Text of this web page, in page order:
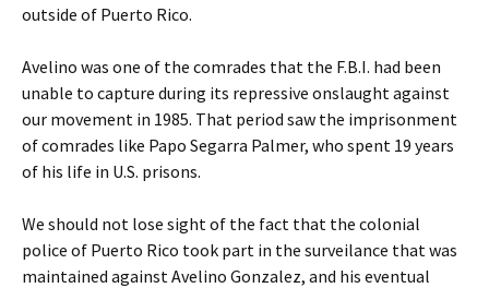
outside of Puerto Rico.
Avelino was one of the comrades that the F.B.I. had been
unable to capture during its repressive onslaught against
our movement in 1985. That period saw the imprisonment
of comrades like Papo Segarra Palmer, who spent 19 years
of his life in U.S. prisons.
We should not lose sight of the fact that the colonial
police of Puerto Rico took part in the surveilance that was
maintained against Avelino Gonzalez, and his eventual